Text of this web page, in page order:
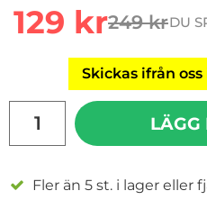
rea pris
129 krtidigare
249 krDU
Skickas ifrån
LÄGG
Fler än 5 st. i lager eller